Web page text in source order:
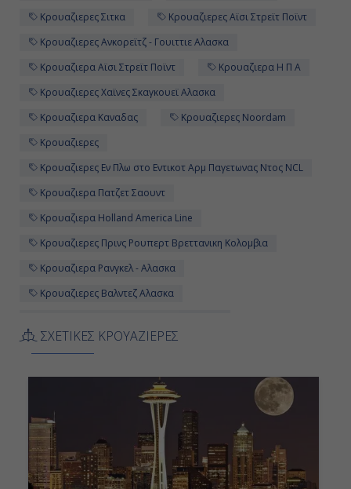
Κρουαζιερες Σιτκα
Κρουαζιερες Αϊσι Στρεϊτ Ποϊντ
Κρουαζιερες Ανκορεϊτζ - Γουιττιε Αλασκα
Κρουαζιερα Αϊσι Στρεϊτ Ποϊντ
Κρουαζιερα Η Π Α
Κρουαζιερες Χαϊνες Σκαγκουεϊ Αλασκα
Κρουαζιερα Καναδας
Κρουαζιερες Noordam
Κρουαζιερες
Κρουαζιερες Εν Πλω στο Εντικοτ Αρμ Παγετωνας Ντος NCL
Κρουαζιερα Πατζετ Σαουντ
Κρουαζιερα Holland America Line
Κρουαζιερες Πρινς Ρουπερτ Bρεττανικη Κολομβια
Κρουαζιερα Ρανγκελ - Αλασκα
Κρουαζιερες Βαλντεζ Αλασκα
Κρουαζιερα Χαϊνες Σκαγκουεϊ Αλασκα
Κρουαζιερες Πατζετ Σαουντ
Κρουαζιερες Κολλετζ Φιορδ Αλασκα
Κρουαζιερα Βαλντεζ Αλασκα
Κρουαζιερα Κινγκσταουν
ΣΧΕΤΙΚΕΣ ΚΡΟΥΑΖΙΕΡΕΣ